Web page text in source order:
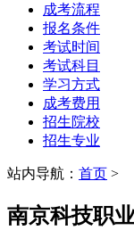
成考流程
报名条件
考试时间
考试科目
学习方式
成考费用
招生院校
招生专业
站内导航： 首页 >
南京科技职